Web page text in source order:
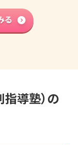
る
導塾）の